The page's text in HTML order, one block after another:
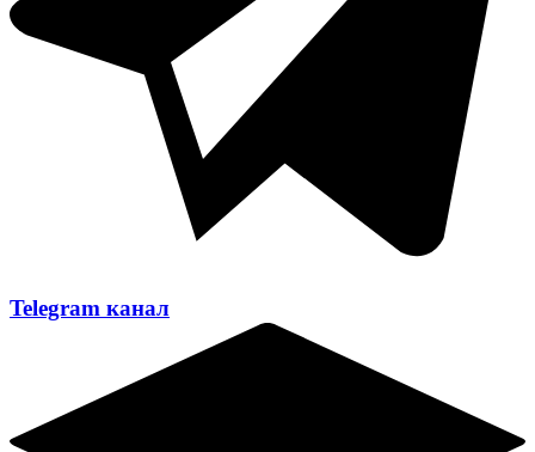
Telegram канал